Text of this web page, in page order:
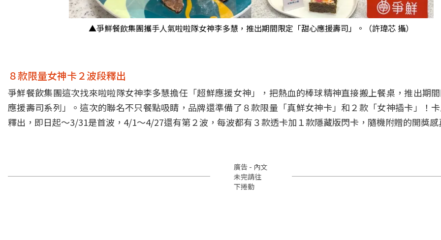
▲爭鮮餐飲集團攜手人氣啦啦隊女神李多慧，推出期間限定「甜心應援壽司」。（許瑋芯 攝）
８款限量女神卡２波段釋出
爭鮮餐飲集團這次找來啦啦隊女神李多慧擔任「超鮮應援女神」，把熱血的棒球精神直接搬上餐桌，推出期
應援壽司系列」。這次的聯名不只餐點吸睛，品牌還準備了８款限量「真鮮女神卡」和２款「女神插卡」！
釋出，即日起～3/31是首波，4/1～4/27還有第２波，每波都有３款透卡加１款隱藏版閃卡，隨機附贈的開獎感
廣告 - 內文
未完請往
下捲動